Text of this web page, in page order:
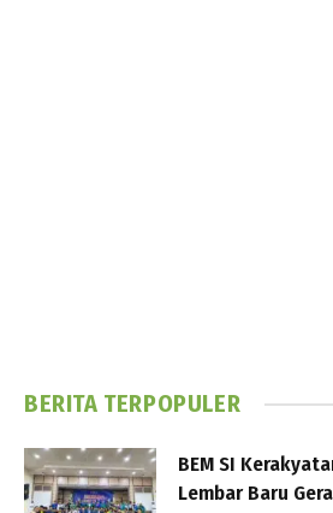
BERITA TERPOPULER
BEM SI
Lembar Baru